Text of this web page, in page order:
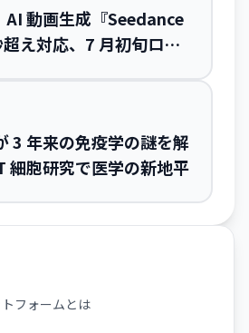
動画生成『Seedance
え対応、7 月初旬ロー
3 年来の免疫学の謎を解
細胞研究で医学の新地平
フォームとは